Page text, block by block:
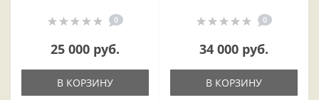
0
25 000 руб.
В КОРЗИНУ
0
34 000 руб.
В КОРЗИНУ